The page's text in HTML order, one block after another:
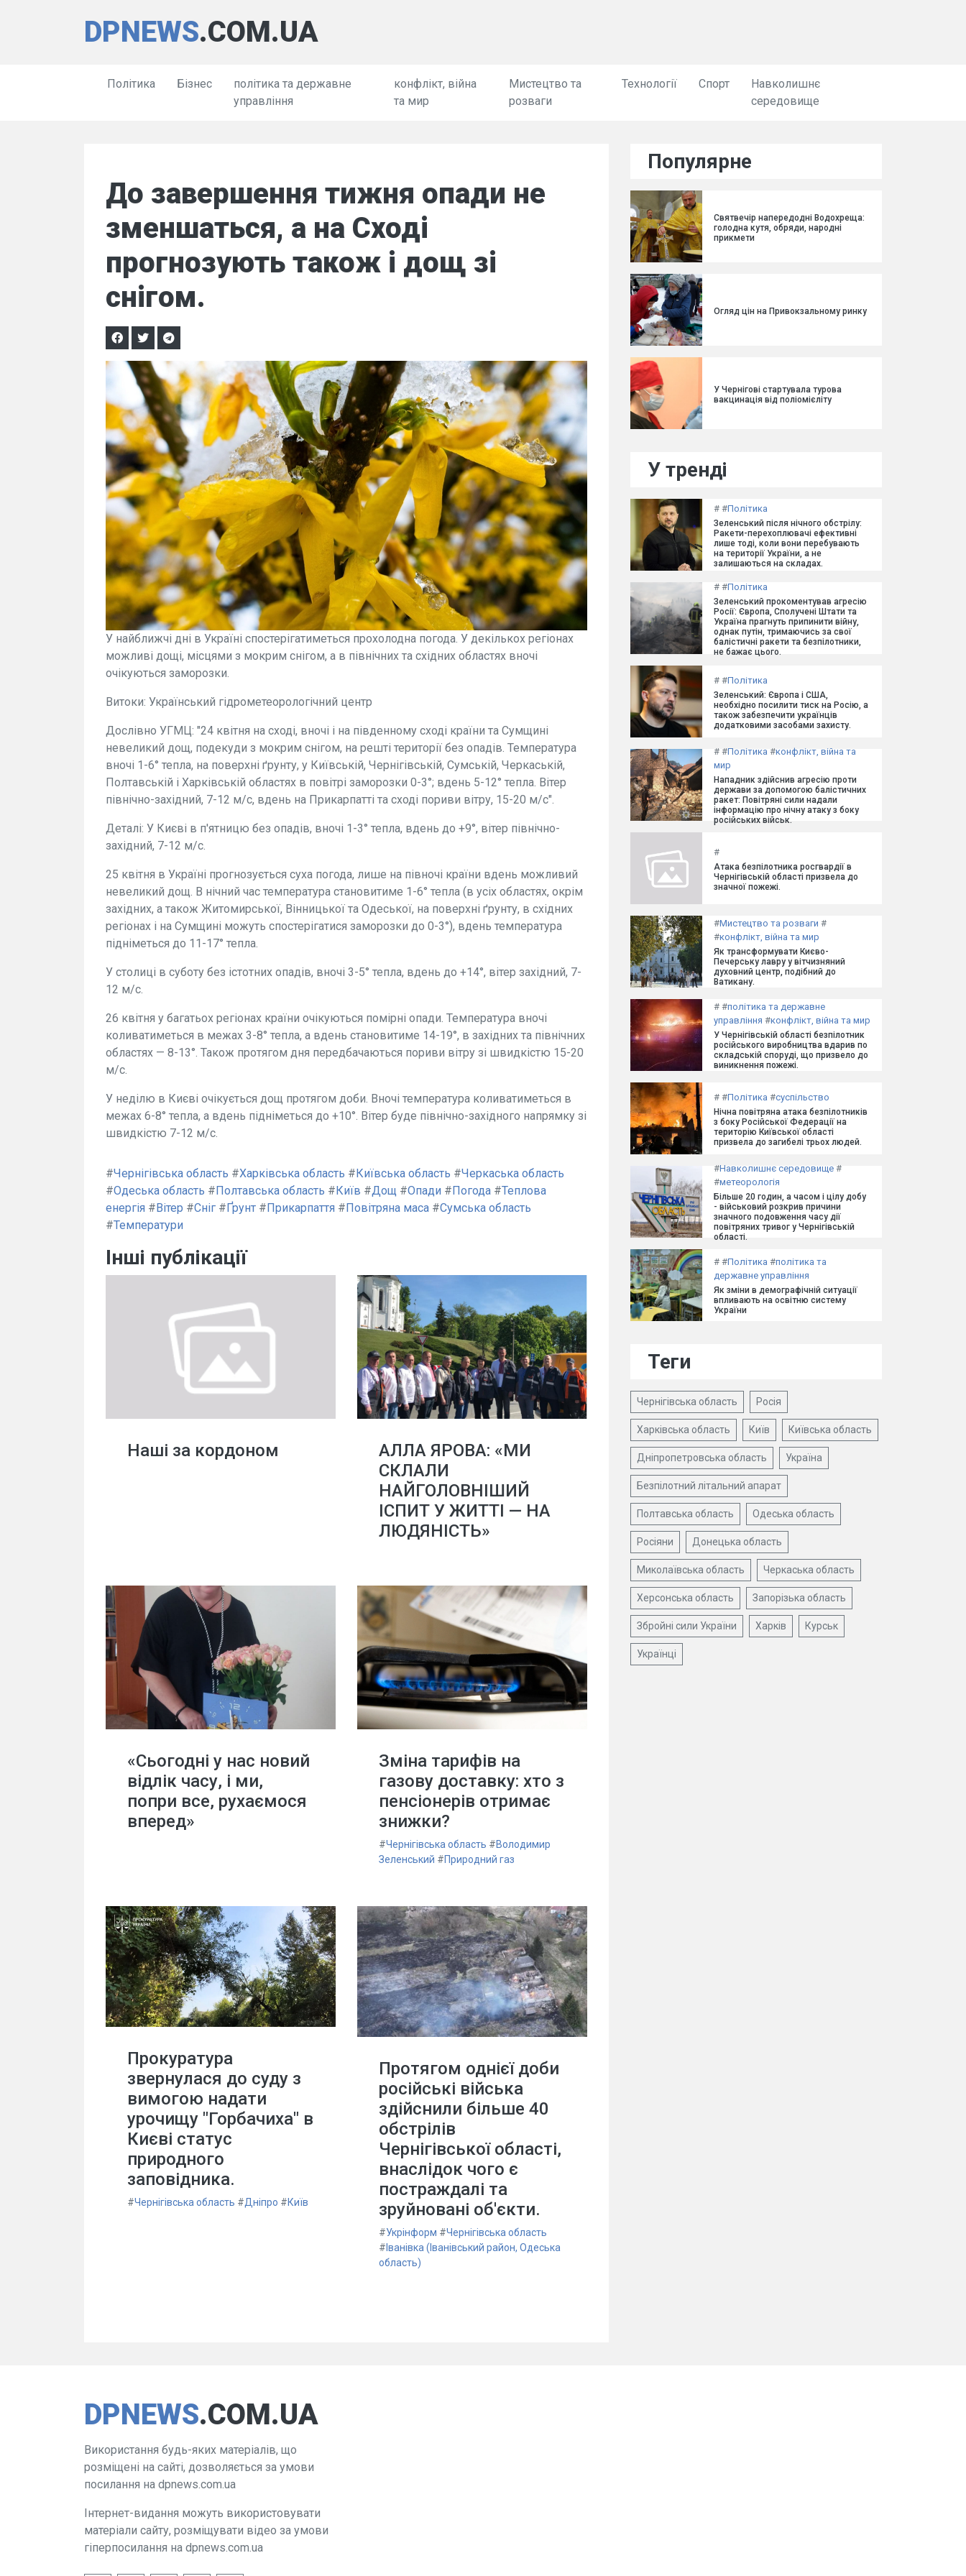
DPNEWS.COM.UA
Політика Бізнес
політика та державне
управління
конфлікт, війна
та мир
Мистецтво та
розваги
Технології Спорт
Навколишнє
середовище
До завершення тижня опади не
зменшаться, а на Сході
прогнозують також і дощ зі
снігом.
У найближчі дні в Україні спостерігатиметься прохолодна погода. У декількох регіонах
можливі дощі, місцями з мокрим снігом, а в північних та східних областях вночі
очікуються заморозки.
Витоки: Український гідрометеорологічний центр
Дослівно УГМЦ: "24 квітня на сході, вночі і на південному сході країни та Сумщині
невеликий дощ, подекуди з мокрим снігом, на решті території без опадів. Температура
вночі 1-6° тепла, на поверхні ґрунту, у Київській, Чернігівській, Сумській, Черкаській,
Полтавській і Харківській областях в повітрі заморозки 0-3°; вдень 5-12° тепла. Вітер
північно-західний, 7-12 м/с, вдень на Прикарпатті та сході пориви вітру, 15-20 м/с".
Деталі: У Києві в п'ятницю без опадів, вночі 1-3° тепла, вдень до +9°, вітер північно-
західний, 7-12 м/с.
25 квітня в Україні прогнозується суха погода, лише на півночі країни вдень можливий
невеликий дощ. В нічний час температура становитиме 1-6° тепла (в усіх областях, окрім
західних, а також Житомирської, Вінницької та Одеської, на поверхні ґрунту, в східних
регіонах і на Сумщині можуть спостерігатися заморозки до 0-3°), вдень температура
підніметься до 11-17° тепла.
У столиці в суботу без істотних опадів, вночі 3-5° тепла, вдень до +14°, вітер західний, 7-
12 м/с.
26 квітня у багатьох регіонах країни очікуються помірні опади. Температура вночі
коливатиметься в межах 3-8° тепла, а вдень становитиме 14-19°, в західних та північних
областях — 8-13°. Також протягом дня передбачаються пориви вітру зі швидкістю 15-20
м/с.
У неділю в Києві очікується дощ протягом доби. Вночі температура коливатиметься в
межах 6-8° тепла, а вдень підніметься до +10°. Вітер буде північно-західного напрямку зі
швидкістю 7-12 м/с.
#Чернігівська область #Харківська область #Київська область #Черкаська область
#Одеська область #Полтавська область #Київ #Дощ #Опади #Погода #Теплова
енергія #Вітер #Сніг #Ґрунт #Прикарпаття #Повітряна маса #Сумська область
#Температури
Інші публікації
Наші за кордоном
АЛЛА ЯРОВА: «МИ
СКЛАЛИ
НАЙГОЛОВНІШИЙ
ІСПИТ У ЖИТТІ — НА
ЛЮДЯНІСТЬ»
«Сьогодні у нас новий
відлік часу, і ми,
попри все, рухаємося
вперед»
Зміна тарифів на
газову доставку: хто з
пенсіонерів отримає
знижки?
#Чернігівська область #Володимир
Зеленський #Природний газ
Прокуратура
звернулася до суду з
вимогою надати
урочищу "Горбачиха" в
Києві статус
природного
заповідника.
#Чернігівська область #Дніпро #Київ
Протягом однієї доби
російські війська
здійснили більше 40
обстрілів
Чернігівської області,
внаслідок чого є
постраждалі та
зруйновані об'єкти.
#Укрінформ #Чернігівська область
# Іванівка (Іванівський район, Одеська
область)
Популярне
Святвечір напередодні Водохреща:
голодна кутя, обряди, народні
прикмети
Огляд цін на Привокзальному ринку
У Чернігові стартувала турова
вакцинація від поліомієліту
У тренді
# #Політика
Зеленський після нічного обстрілу:
Ракети-перехоплювачі ефективні
лише тоді, коли вони перебувають
на території України, а не
залишаються на складах.
# #Політика
Зеленський прокоментував агресію
Росії: Європа, Сполучені Штати та
Україна прагнуть припинити війну,
однак путін, тримаючись за свої
балістичні ракети та безпілотники,
не бажає цього.
# #Політика
Зеленський: Європа і США,
необхідно посилити тиск на Росію, а
також забезпечити українців
додатковими засобами захисту.
# #Політика #конфлікт, війна та
мир
Нападник здійснив агресію проти
держави за допомогою балістичних
ракет: Повітряні сили надали
інформацію про нічну атаку з боку
російських військ.
#
Атака безпілотника росгвардії в
Чернігівській області призвела до
значної пожежі.
#Мистецтво та розваги #
#конфлікт, війна та мир
Як трансформувати Києво-
Печерську лавру у вітчизняний
духовний центр, подібний до
Ватикану.
# #політика та державне
управління #конфлікт, війна та мир
У Чернігівській області безпілотник
російського виробництва вдарив по
складській споруді, що призвело до
виникнення пожежі.
# #Політика #суспільство
Нічна повітряна атака безпілотників
з боку Російської Федерації на
територію Київської області
призвела до загибелі трьох людей.
#Навколишнє середовище #
#метеорологія
Більше 20 годин, а часом і цілу добу
- військовий розкрив причини
значного подовження часу дії
повітряних тривог у Чернігівській
області.
# #Політика #політика та
державне управління
Як зміни в демографічній ситуації
впливають на освітню систему
України
Теги
Чернігівська область Росія
Харківська область Київ Київська область
Дніпропетровська область Україна
Безпілотний літальний апарат
Полтавська область Одеська область
Росіяни Донецька область
Миколаївська область Черкаська область
Херсонська область Запорізька область
Збройні сили України Харків Курськ
Українці
DPNEWS.COM.UA
Використання будь-яких матеріалів, що
розміщені на сайті, дозволяється за умови
посилання на dpnews.com.ua
Інтернет-видання можуть використовувати
матеріали сайту, розміщувати відео за умови
гіперпосилання на dpnews.com.ua